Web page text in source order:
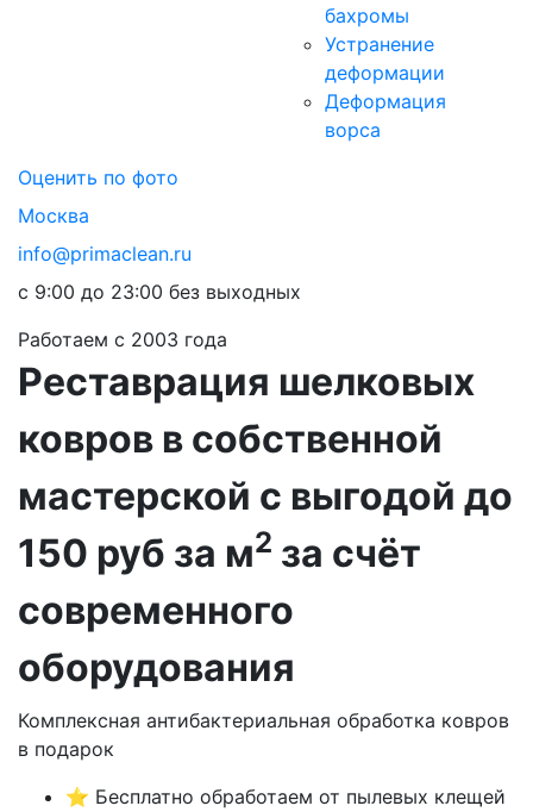
бахромы
Устранение
деформации
Деформация
ворса
Оценить по фото
Москва
info@primaclean.ru
с 9:00 до 23:00 без выходных
Работаем с 2003 года
Реставрация шелковых
ковров в собственной
мастерской с выгодой до
150 руб за м2 за счёт
современного
оборудования
Комплексная антибактериальная обработка ковров
в подарок
⭐ Бесплатно обработаем от пылевых клещей